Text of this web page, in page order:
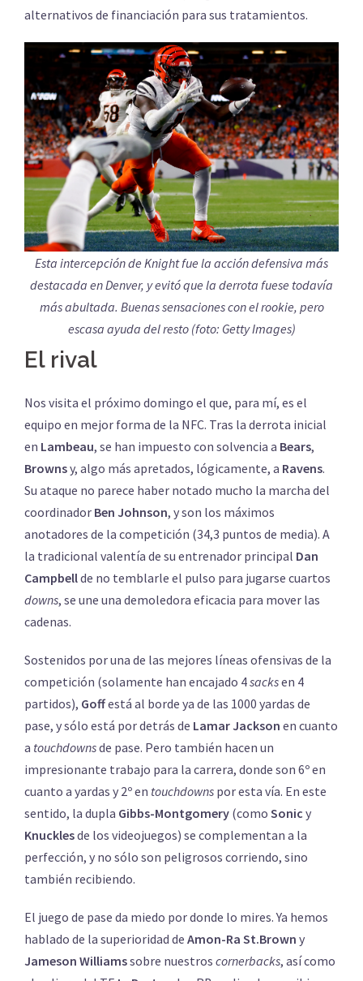
alternativos de financiación para sus tratamientos.
Esta intercepción de Knight fue la acción defensiva más
destacada en Denver, y evitó que la derrota fuese todavía
más abultada. Buenas sensaciones con el rookie, pero
escasa ayuda del resto (foto: Getty Images)
El rival
Nos visita el próximo domingo el que, para mí, es el
equipo en mejor forma de la NFC. Tras la derrota inicial
en Lambeau, se han impuesto con solvencia a Bears,
Brownsy, algo más apretados, lógicamente, a Ravens.
Su ataque no parece haber notado mucho la marcha del
coordinador Ben Johnson, y son los máximos
anotadores de la competición (34,3 puntos de media). A
la tradicional valentía de su entrenador principal Dan
Campbellde no temblarle el pulso para jugarse cuartos
downs, se une una demoledora eficacia para mover las
cadenas.
Sostenidos por una de las mejores líneas ofensivas de la
competición (solamente han encajado 4sacksen 4
partidos), Goffestá al borde ya de las 1000 yardas de
pase, y sólo está por detrás de Lamar Jackson en cuanto
a touchdownsde pase. Pero también hacen un
impresionante trabajo para la carrera, donde son 6º en
cuanto a yardas y 2º en touchdowns por esta vía. En este
sentido, la dupla Gibbs-Montgomery (como Sonic y
Knucklesde los videojuegos) se complementan a la
perfección, y no sólo son peligrosos corriendo, sino
también recibiendo.
El juego de pase da miedo por donde lo mires. Ya hemos
hablado de la superioridad de Amon-Ra St.Brown y
Jameson Williamssobre nuestros cornerbacks, así como